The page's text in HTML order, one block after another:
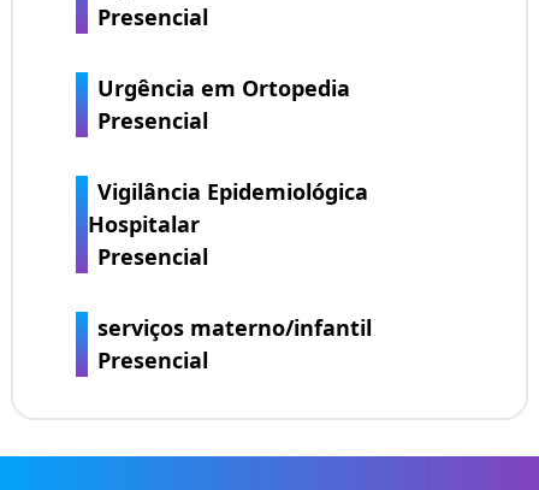
Presencial
Urgência em Ortopedia
Presencial
Vigilância Epidemiológica
Hospitalar
Presencial
serviços materno/infantil
Presencial